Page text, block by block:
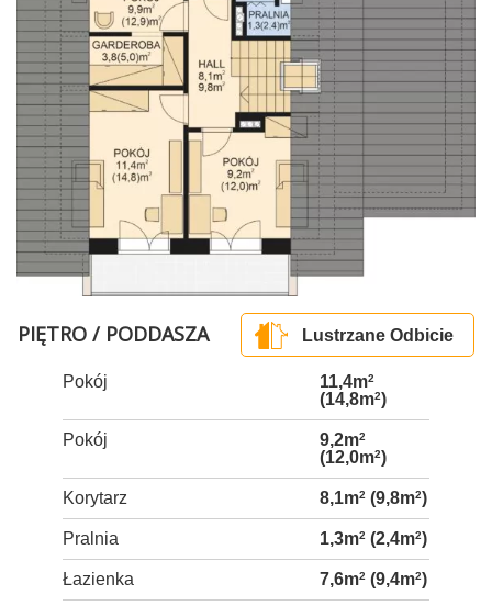
PIĘTRO / PODDASZA Lustrzane Odbicie
Pokój 11,4m2
(14,8m2)
Pokój 9,2m2
(12,0m2)
Korytarz 8,1m2(9,8m2)
Pralnia 1,3m2(2,4m2)
Łazienka 7,6m2(9,4m2)